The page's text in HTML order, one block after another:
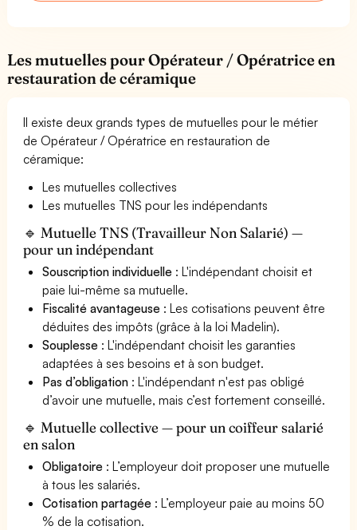
Les mutuelles pour Opérateur / Opératrice en
restauration de céramique
Il existe deux grands types de mutuelles pour le métier
de Opérateur / Opératrice en restauration de
céramique:
Les mutuelles collectives
Les mutuelles TNS pour les indépendants
🔹 Mutuelle TNS (Travailleur Non Salarié) —
pour un indépendant
Souscription individuelle : L'indépendant choisit et
paie lui-même sa mutuelle.
Fiscalité avantageuse : Les cotisations peuvent être
déduites des impôts (grâce à la loi Madelin).
Souplesse : L'indépendant choisit les garanties
adaptées à ses besoins et à son budget.
Pas d’obligation : L'indépendant n'est pas obligé
d’avoir une mutuelle, mais c’est fortement conseillé.
🔹 Mutuelle collective — pour un coiffeur salarié
en salon
Obligatoire : L’employeur doit proposer une mutuelle
à tous les salariés.
Cotisation partagée : L’employeur paie au moins 50
% de la cotisation.